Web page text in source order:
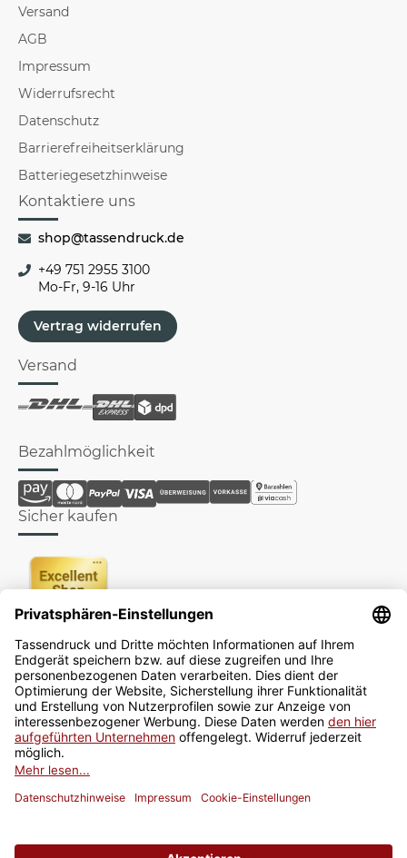
Versand
AGB
Impressum
Widerrufsrecht
Datenschutz
Barrierefreiheitserklärung
Batteriegesetzhinweise
Kontaktiere uns
shop@tassendruck.de
+49 751 2955 3100
Mo-Fr, 9-16 Uhr
Vertrag widerrufen
Versand
Bezahlmöglichkeit
Sicher kaufen
Newsletter